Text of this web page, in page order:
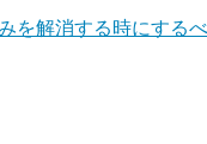
を解消する時にする